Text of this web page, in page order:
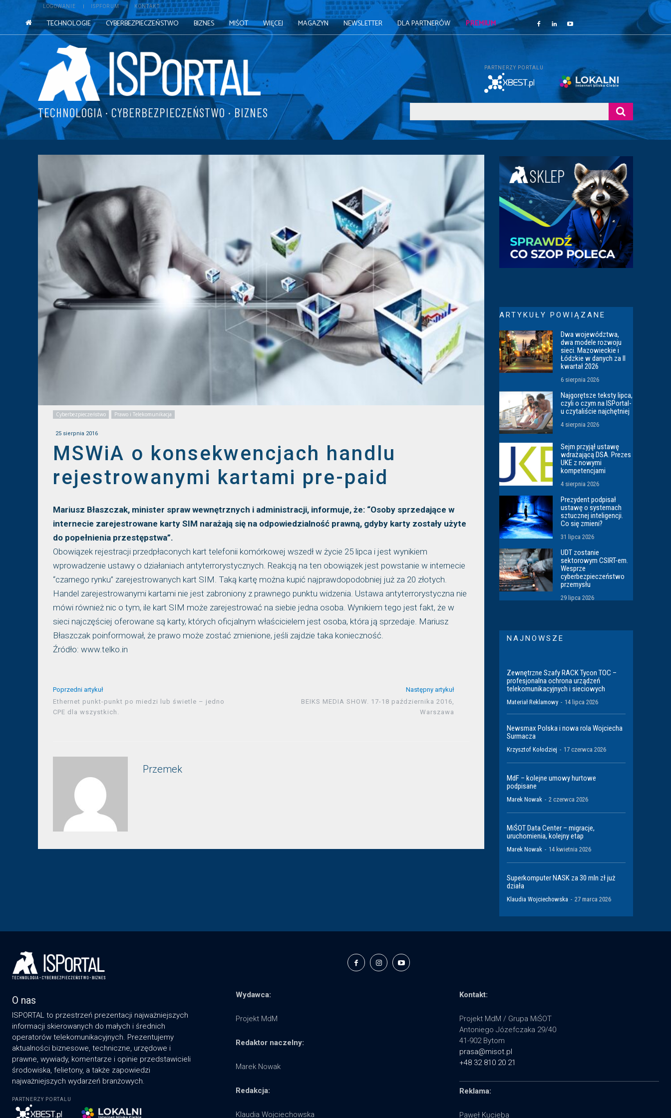
LOGOWANIE ISPFORUM KONTAKT
TECHNOLOGIE CYBERBEZPIECZEŃSTWO BIZNES MIŚOT WIĘCEJ MAGAZYN NEWSLETTER DLA PARTNERÓW PREMIUM
TECHNOLOGIA · CYBERBEZPIECZEŃSTWO · BIZNES
PARTNERZY PORTALU
Cyberbezpieczeństwo Prawo i Telekomunikacja
25 sierpnia 2016
MSWiA o konsekwencjach handlu
rejestrowanymi kartami pre-paid
Mariusz Błaszczak, minister spraw wewnętrznych i administracji, informuje, że: “Osoby sprzedające w
internecie zarejestrowane karty SIM narażają się na odpowiedzialność prawną, gdyby karty zostały użyte
do popełnienia przestępstwa”.
Obowiązek rejestracji przedpłaconych kart telefonii komórkowej wszedł w życie 25 lipca i jest wynikiem
wprowadzenie ustawy o działaniach antyterrorystycznych. Reakcją na ten obowiązek jest powstanie w internecie
“czarnego rynku” zarejestrowanych kart SIM. Taką kartę można kupić najprawdopodobniej już za 20 złotych.
Handel zarejestrowanymi kartami nie jest zabroniony z prawnego punktu widzenia. Ustawa antyterrorystyczna nie
mówi również nic o tym, ile kart SIM może zarejestrować na siebie jedna osoba. Wynikiem tego jest fakt, że w
sieci najczęściej oferowane są karty, których oficjalnym właścicielem jest osoba, która ją sprzedaje. Mariusz
Błaszczak poinformował, że prawo może zostać zmienione, jeśli zajdzie taka konieczność.
Źródło: www.telko.in
Poprzedni artykuł
Ethernet punkt-punkt po miedzi lub świetle – jedno
CPE dla wszystkich.
Następny artykuł
BEIKS MEDIA SHOW. 17-18 października 2016,
Warszawa
Przemek
ARTYKUŁY POWIĄZANE
Dwa województwa,
dwa modele rozwoju
sieci. Mazowieckie i
Łódzkie w danych za II
kwartał 2026
6 sierpnia 2026
Najgorętsze teksty lipca,
czyli o czym na ISPortal-
u czytaliście najchętniej
4 sierpnia 2026
Sejm przyjął ustawę
wdrażającą DSA. Prezes
UKE z nowymi
kompetencjami
4 sierpnia 2026
Prezydent podpisał
ustawę o systemach
sztucznej inteligencji.
Co się zmieni?
31 lipca 2026
UDT zostanie
sektorowym CSIRT-em.
Wesprze
cyberbezpieczeństwo
przemysłu
29 lipca 2026
NAJNOWSZE
Zewnętrzne Szafy RACK Tycon TOC –
profesjonalna ochrona urządzeń
telekomunikacyjnych i sieciowych
Materiał Reklamowy - 14 lipca 2026
Newsmax Polska i nowa rola Wojciecha
Surmacza
Krzysztof Kołodziej - 17 czerwca 2026
MdF – kolejne umowy hurtowe
podpisane
Marek Nowak - 2 czerwca 2026
MiŚOT Data Center – migracje,
uruchomienia, kolejny etap
Marek Nowak - 14 kwietnia 2026
Superkomputer NASK za 30 mln zł już
działa
Klaudia Wojciechowska - 27 marca 2026
O nas
ISPORTAL to przestrzeń prezentacji najważniejszych
informacji skierowanych do małych i średnich
operatorów telekomunikacyjnych. Prezentujemy
aktualności biznesowe, techniczne, urzędowe i
prawne, wywiady, komentarze i opinie przedstawicieli
środowiska, felietony, a także zapowiedzi
najważniejszych wydarzeń branżowych.
PARTNERZY PORTALU
Wydawca:
Projekt MdM
Redaktor naczelny:
Marek Nowak
Redakcja:
Klaudia Wojciechowska
Kontakt:
Projekt MdM / Grupa MiŚOT
Antoniego Józefczaka 29/40
41-902 Bytom
prasa@misot.pl
+48 32 810 20 21
Reklama:
Paweł Kucieba